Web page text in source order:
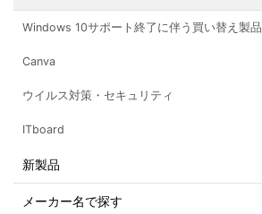
Windows 10サポート終了に伴う買い替え製品
Canva
ウイルス対策・セキュリティ
ITboard
新製品
メーカー名で探す